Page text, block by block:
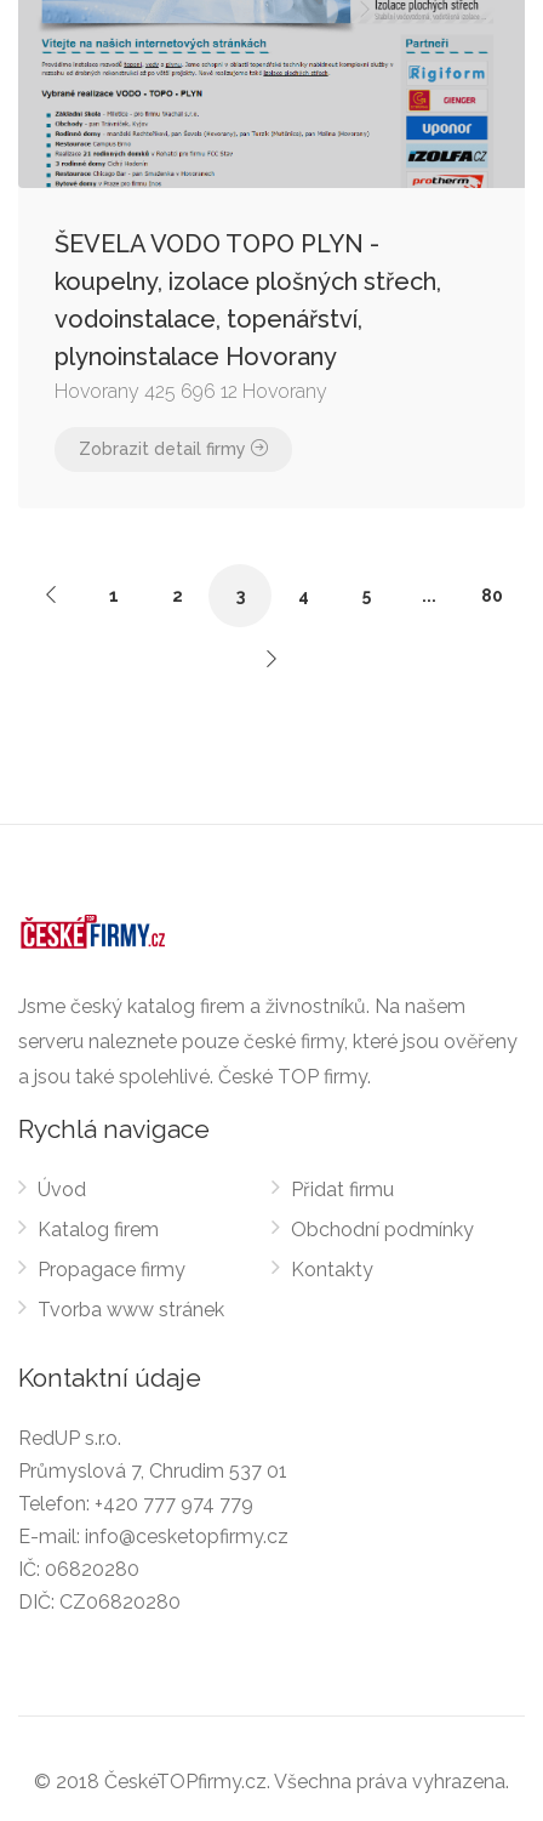
ŠEVELA VODO TOPO PLYN -
koupelny, izolace plošných střech,
vodoinstalace, topenářství,
plynoinstalace Hovorany
Hovorany 425 696 12 Hovorany
Zobrazit detail firmy
1 2 3 4 5 ... 80
Jsme český katalog firem a živnostníků. Na našem
serveru naleznete pouze české firmy, které jsou ověřeny
a jsou také spolehlivé. České TOP firmy.
Rychlá navigace
Úvod
Katalog firem
Propagace firmy
Tvorba www stránek
Přidat firmu
Obchodní podmínky
Kontakty
Kontaktní údaje
RedUP s.r.o.
Průmyslová 7, Chrudim 537 01
Telefon: +420 777 974 779
E-mail: info@cesketopfirmy.cz
IČ: 06820280
DIČ: CZ06820280
© 2018 ČeskéTOPfirmy.cz. Všechna práva vyhrazena.